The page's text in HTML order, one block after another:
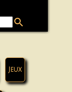
search
Jeux